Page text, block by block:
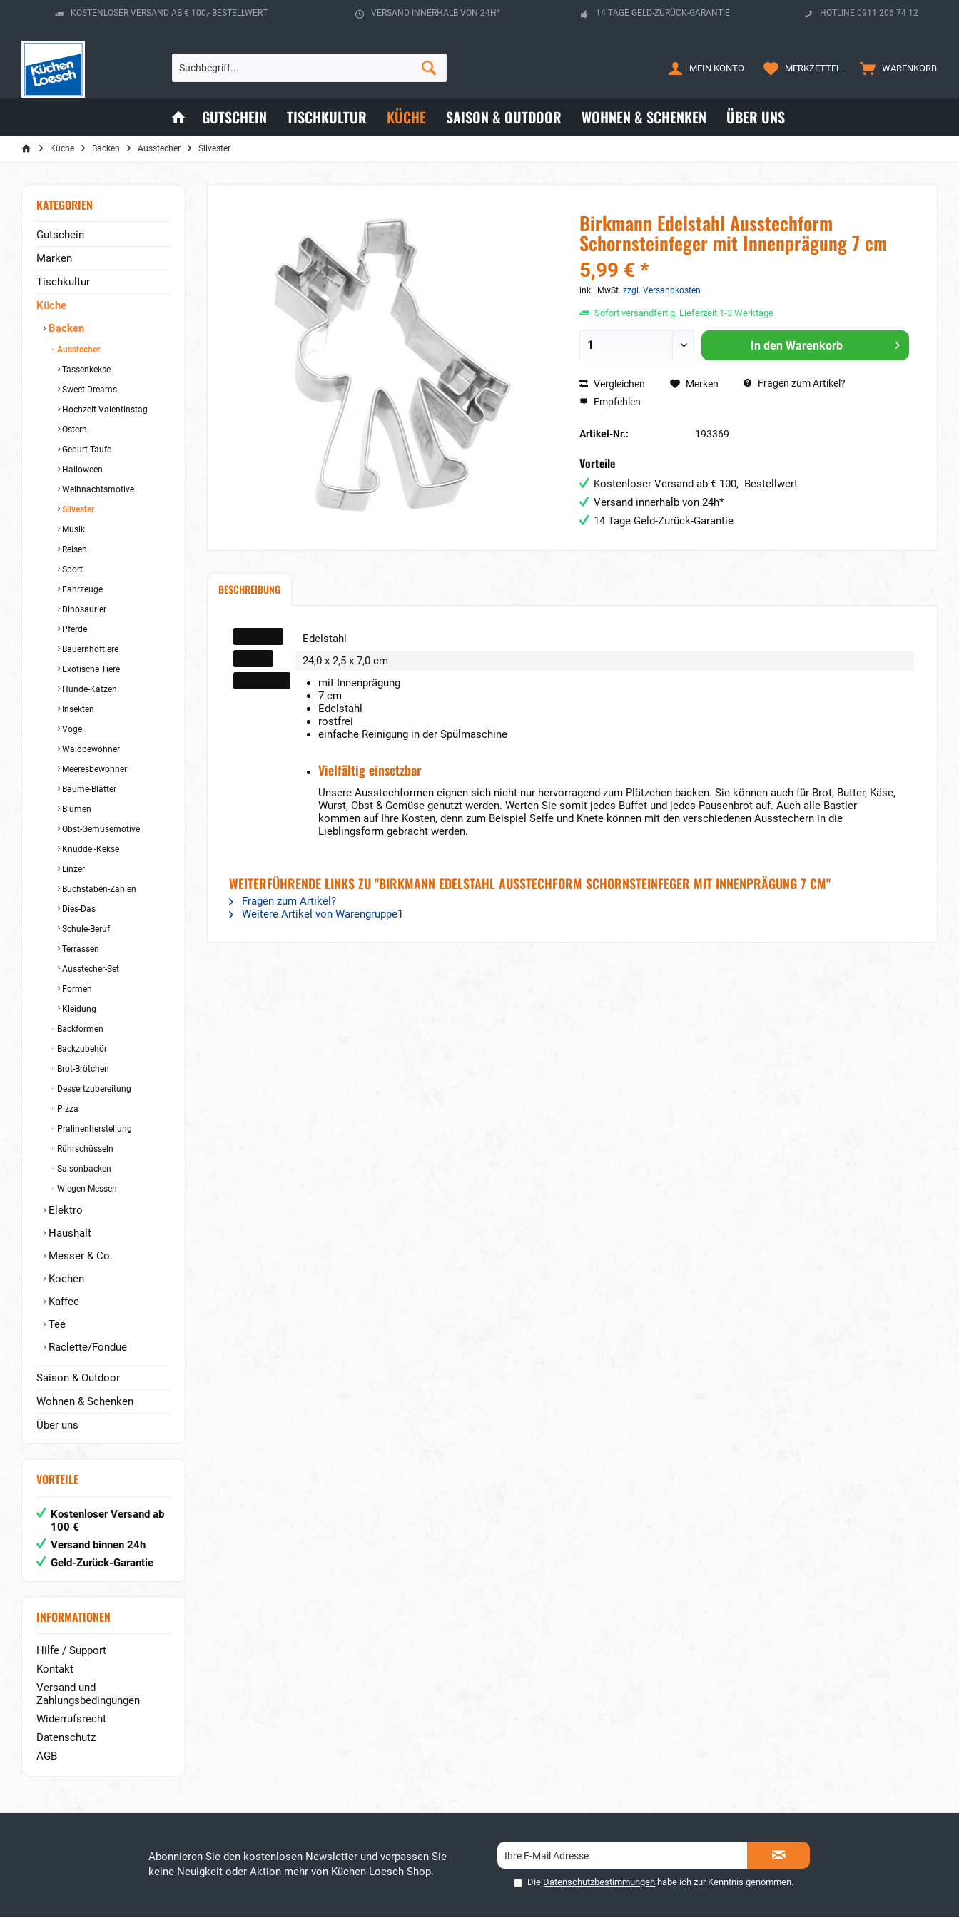
KOSTENLOSER VERSAND AB € 100,- BESTELLWERT VERSAND INNERHALB VON 24H* 14 TAGE GELD-ZURÜCK-GARANTIE HOTLINE 0911 206 74 12
WARENKORB
MERKZETTEL
MEIN KONTO
GUTSCHEIN TISCHKULTUR KÜCHE SAISON & OUTDOOR WOHNEN & SCHENKEN ÜBER UNS
Küche Backen Ausstecher Silvester
KATEGORIEN
Gutschein
Marken
Tischkultur
Küche
Backen
Ausstecher
Tassenkekse
Sweet Dreams
Hochzeit-Valentinstag
Ostern
Geburt-Taufe
Halloween
Weihnachtsmotive
Silvester
Musik
Reisen
Sport
Fahrzeuge
Dinosaurier
Pferde
Bauernhoftiere
Exotische Tiere
Hunde-Katzen
Insekten
Vögel
Waldbewohner
Meeresbewohner
Bäume-Blätter
Blumen
Obst-Gemüsemotive
Knuddel-Kekse
Linzer
Buchstaben-Zahlen
Dies-Das
Schule-Beruf
Terrassen
Ausstecher-Set
Formen
Kleidung
Backformen
Backzubehör
Brot-Brötchen
Dessertzubereitung
Pizza
Pralinenherstellung
Rührschüsseln
Saisonbacken
Wiegen-Messen
Elektro
Haushalt
Messer & Co.
Kochen
Kaffee
Tee
Raclette/Fondue
Saison & Outdoor
Wohnen & Schenken
Über uns
VORTEILE
Kostenloser Versand ab
100 €
Versand binnen 24h
Geld-Zurück-Garantie
INFORMATIONEN
Hilfe / Support
Kontakt
Versand und
Zahlungsbedingungen
Widerrufsrecht
Datenschutz
AGB
Birkmann Edelstahl Ausstechform
Schornsteinfeger mit Innenprägung 7 cm
5,99 € *
inkl. MwSt. zzgl. Versandkosten
Sofort versandfertig, Lieferzeit 1-3 Werktage
In den Warenkorb
Vergleichen Merken
Fragen zum Artikel?
Empfehlen
Artikel-Nr.: 193369
Vorteile
Kostenloser Versand ab € 100,- Bestellwert
Versand innerhalb von 24h*
14 Tage Geld-Zurück-Garantie
BESCHREIBUNG
Edelstahl
24,0 x 2,5 x 7,0 cm
mit Innenprägung
7 cm
Edelstahl
rostfrei
einfache Reinigung in der Spülmaschine
Vielfältig einsetzbar
Unsere Ausstechformen eignen sich nicht nur hervorragend zum Plätzchen backen. Sie können auch für Brot, Butter, Käse,
Wurst, Obst & Gemüse genutzt werden. Werten Sie somit jedes Buffet und jedes Pausenbrot auf. Auch alle Bastler
kommen auf Ihre Kosten, denn zum Beispiel Seife und Knete können mit den verschiedenen Ausstechern in die
Lieblingsform gebracht werden.
WEITERFÜHRENDE LINKS ZU "BIRKMANN EDELSTAHL AUSSTECHFORM SCHORNSTEINFEGER MIT INNENPRÄGUNG 7 CM"
Fragen zum Artikel?
Weitere Artikel von Warengruppe1
Abonnieren Sie den kostenlosen Newsletter und verpassen Sie
keine Neuigkeit oder Aktion mehr von Küchen-Loesch Shop.
Die Datenschutzbestimmungen habe ich zur Kenntnis genommen.